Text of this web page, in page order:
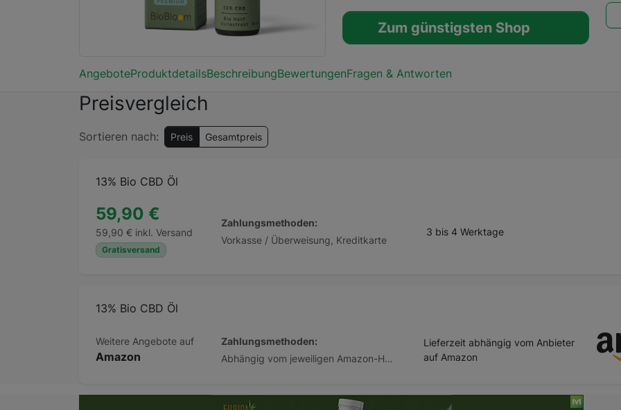
Zum günstigsten Shop
AngeboteProduktdetailsBeschreibungBewertungenFragen & Antworten
Preisvergleich
Sortieren nach: Preis Gesamtpreis
13% Bio CBD Öl
59,90 €
59,90 € inkl. Versand
Gratisversand
Zahlungsmethoden:
Vorkasse / Überweisung, Kreditkarte
3 bis 4 Werktage
13% Bio CBD Öl
Weitere Angebote auf
Amazon
Zahlungsmethoden:
Abhängig vom jeweiligen Amazon-Händler
Lieferzeit abhängig vom Anbieter
auf Amazon